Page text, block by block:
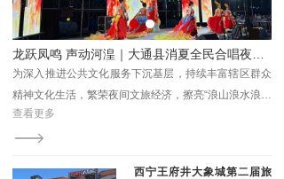
为市民及游客呈现了一场
音乐盛宴，展现了高原古
城西宁的城市魅力与开放
形象。
为深入推进公共文化服务下沉基层，持续丰富辖区群众
精神文化生活，繁荣夜间文旅经济，擦亮“浪山浪水浪大
通·在桥头感受这个夏的夜”城市文旅品牌。
查看更多
西宁王府井大象城第二届旅